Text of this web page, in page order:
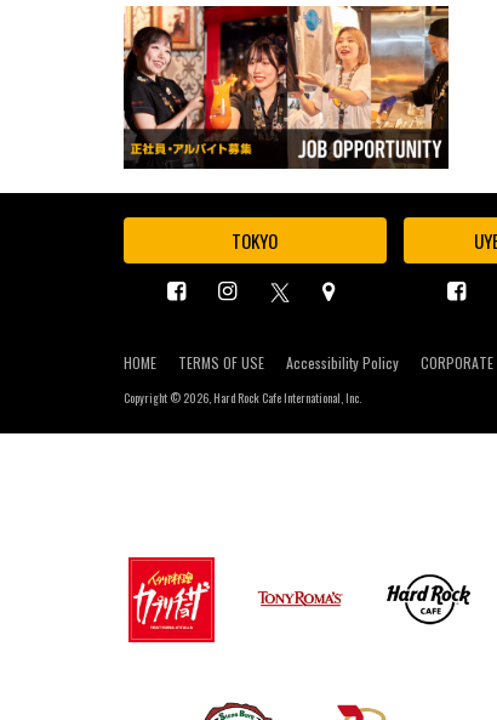
TOKYO
HOME TERMS OF USE Accessibility Policy CORPORATE
Copyright © 2026, Hard Rock Cafe International, Inc.